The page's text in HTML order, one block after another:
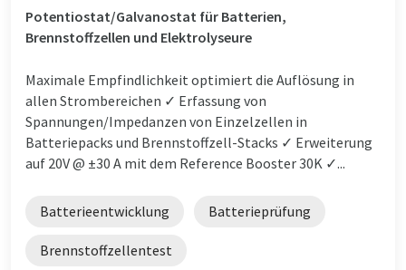
Potentiostat/Galvanostat für Batterien,
Brennstoffzellen und Elektrolyseure
Maximale Empfindlichkeit optimiert die Auflösung in
allen Strombereichen ✓ Erfassung von
Spannungen/Impedanzen von Einzelzellen in
Batteriepacks und Brennstoffzell-Stacks ✓ Erweiterung
auf 20V @ ±30 A mit dem Reference Booster 30K ✓...
Batterieentwicklung Batterieprüfung
Brennstoffzellentest